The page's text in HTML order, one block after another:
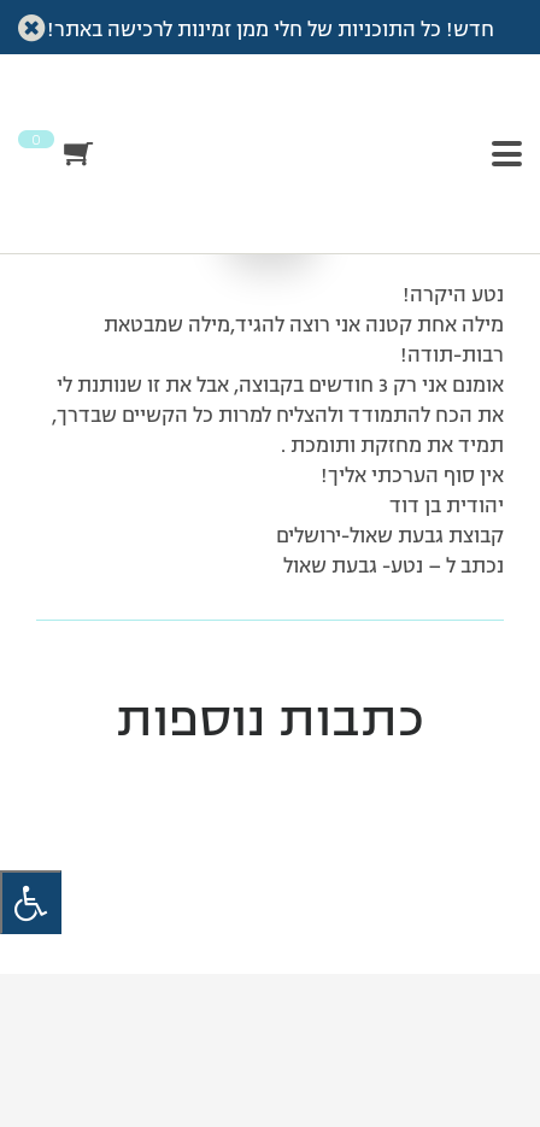
חדש! כל התוכניות של חלי ממן זמינות לרכישה באתר!
0
עמוד הבית >מכתבי תודה > הערכה ענקית
נטע היקרה!
מילה אחת קטנה אני רוצה להגיד,מילה שמבטאת
רבות-תודה!
אומנם אני רק 3 חודשים בקבוצה, אבל את זו שנותנת לי
את הכח להתמודד ולהצליח למרות כל הקשיים שבדרך,
תמיד את מחזקת ותומכת .
אין סוף הערכתי אליך!
יהודית בן דוד
קבוצת גבעת שאול-ירושלים
נכתב ל – נטע- גבעת שאול
כתבות נוספות